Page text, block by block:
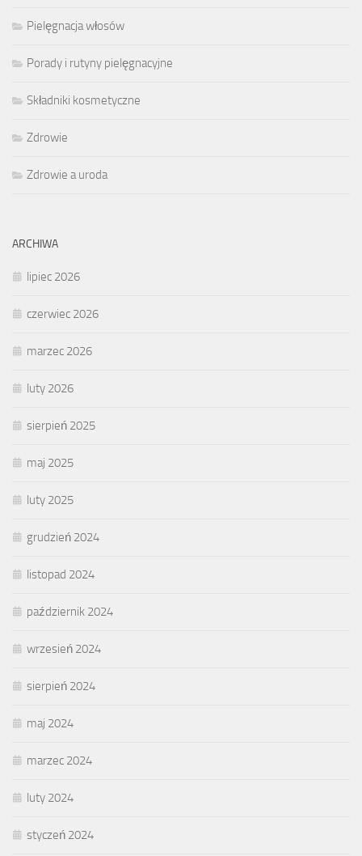
Pielęgnacja włosów
Porady i rutyny pielęgnacyjne
Składniki kosmetyczne
Zdrowie
Zdrowie a uroda
ARCHIWA
lipiec 2026
czerwiec 2026
marzec 2026
luty 2026
sierpień 2025
maj 2025
luty 2025
grudzień 2024
listopad 2024
październik 2024
wrzesień 2024
sierpień 2024
maj 2024
marzec 2024
luty 2024
styczeń 2024